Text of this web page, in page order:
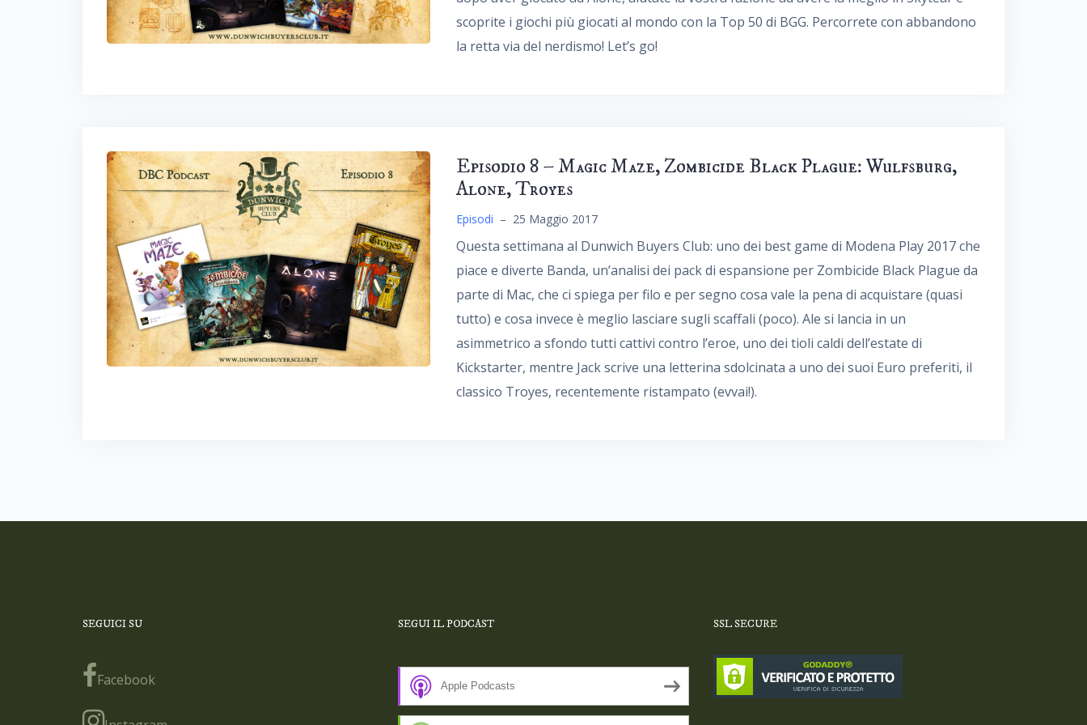
scoprite i giochi più giocati al mondo con la Top 50 di BGG. Percorrete con abbandono
la retta via del nerdismo! Let’s go!
Episodio 8 – Magic Maze, Zombicide Black Plague: Wulfsburg,
Alone, Troyes
Episodi – 25 Maggio 2017
Questa settimana al Dunwich Buyers Club: uno dei best game di Modena Play 2017 che
piace e diverte Banda, un’analisi dei pack di espansione per Zombicide Black Plague da
parte di Mac, che ci spiega per filo e per segno cosa vale la pena di acquistare (quasi
tutto) e cosa invece è meglio lasciare sugli scaffali (poco). Ale si lancia in un
asimmetrico a sfondo tutti cattivi contro l’eroe, uno dei tioli caldi dell’estate di
Kickstarter, mentre Jack scrive una letterina sdolcinata a uno dei suoi Euro preferiti, il
classico Troyes, recentemente ristampato (evvai!).
SEGUICI SU
Facebook
SEGUI IL PODCAST
Apple Podcasts
SSL SECURE